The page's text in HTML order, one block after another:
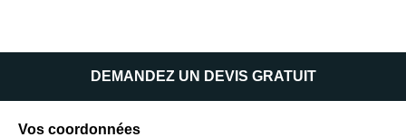
DEMANDEZ UN DEVIS GRATUIT
Vos coordonnées